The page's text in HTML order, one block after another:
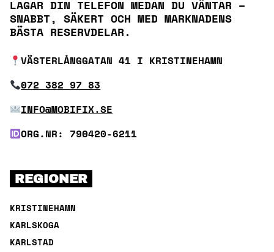
LAGAR DIN TELEFON MEDAN DU VÄNTAR –
SNABBT, SÄKERT OCH MED MARKNADENS
BÄSTA RESERVDELAR.
VÄSTERLÅNGGATAN 41 I KRISTINEHAMN
072 382 97 83
INFO@MOBIFIX.SE
ORG.NR: 790420-6211
REGIONER
KRISTINEHAMN
KARLSKOGA
KARLSTAD